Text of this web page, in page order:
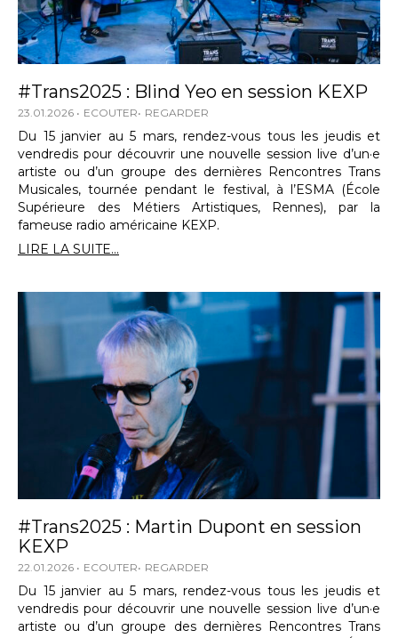
#Trans2025 : Blind Yeo en session KEXP
23.01.2026 ECOUTER REGARDER
Du 15 janvier au 5 mars, rendez-vous tous les jeudis et
vendredis pour découvrir une nouvelle session live d’un·e
artiste ou d’un groupe des dernières Rencontres Trans
Musicales, tournée pendant le festival, à l’ESMA (École
Supérieure des Métiers Artistiques, Rennes), par la
fameuse radio américaine KEXP.
LIRE LA SUITE...
#Trans2025 : Martin Dupont en session
KEXP
22.01.2026 ECOUTER REGARDER
Du 15 janvier au 5 mars, rendez-vous tous les jeudis et
vendredis pour découvrir une nouvelle session live d’un·e
artiste ou d’un groupe des dernières Rencontres Trans